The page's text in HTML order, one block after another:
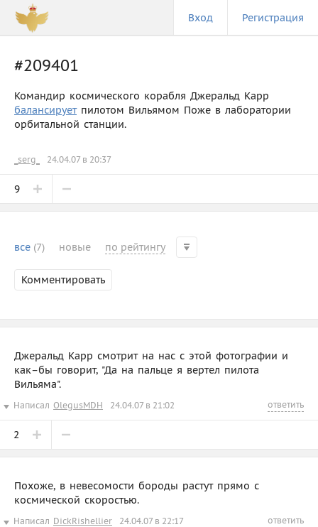
Вход Регистрация
#209401
Командир космического корабля Джеральд Карр
балансируетпилотом Вильямом Поже в лаборатории
орбитальной станции.
_serg_ 24.04.07 в 20:37
9
все (7) новые по рейтингу
Комментировать
Джеральд Карр смотрит на нас с этой фотографии и
как–бы говорит, "Да на пальце я вертел пилота
Вильяма".
Написал OlegusMDH 24.04.07 в 21:02 ответить
2
Похоже, в невесомости бороды растут прямо с
космической скоростью.
Написал DickRishellier 24.04.07 в 22:17 ответить